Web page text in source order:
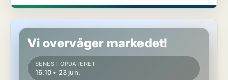
Andelsbolig i Jægerspris
Vi overvåger markedet!
SENEST OPDATERET
16.10 • 23 jun.